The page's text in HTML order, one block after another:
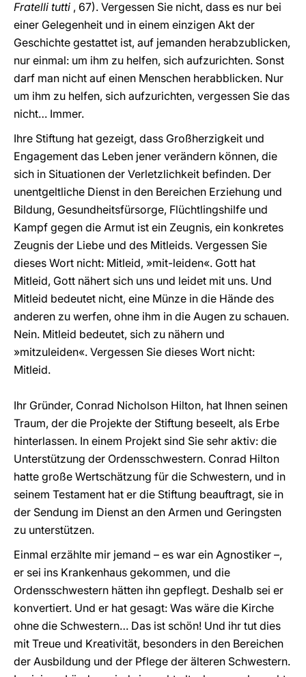
Fratelli tutti , 67). Vergessen Sie nicht, dass es nur bei
einer Gelegenheit und in einem einzigen Akt der
Geschichte gestattet ist, auf jemanden herabzublicken,
nur einmal: um ihm zu helfen, sich aufzurichten. Sonst
darf man nicht auf einen Menschen herabblicken. Nur
um ihm zu helfen, sich aufzurichten, vergessen Sie das
nicht… Immer.
Ihre Stiftung hat gezeigt, dass Großherzigkeit und
Engagement das Leben jener verändern können, die
sich in Situationen der Verletzlichkeit befinden. Der
unentgeltliche Dienst in den Bereichen Erziehung und
Bildung, Gesundheitsfürsorge, Flüchtlingshilfe und
Kampf gegen die Armut ist ein Zeugnis, ein konkretes
Zeugnis der Liebe und des Mitleids. Vergessen Sie
dieses Wort nicht: Mitleid, »mit-leiden«. Gott hat
Mitleid, Gott nähert sich uns und leidet mit uns. Und
Mitleid bedeutet nicht, eine Münze in die Hände des
anderen zu werfen, ohne ihm in die Augen zu schauen.
Nein. Mitleid bedeutet, sich zu nähern und
»mitzuleiden«. Vergessen Sie dieses Wort nicht:
Mitleid.
Ihr Gründer, Conrad Nicholson Hilton, hat Ihnen seinen
Traum, der die Projekte der Stiftung beseelt, als Erbe
hinterlassen. In einem Projekt sind Sie sehr aktiv: die
Unterstützung der Ordensschwestern. Conrad Hilton
hatte große Wertschätzung für die Schwestern, und in
seinem Testament hat er die Stiftung beauftragt, sie in
der Sendung im Dienst an den Armen und Geringsten
zu unterstützen.
Einmal erzählte mir jemand – es war ein Agnostiker –,
er sei ins Krankenhaus gekommen, und die
Ordensschwestern hätten ihn gepflegt. Deshalb sei er
konvertiert. Und er hat gesagt: Was wäre die Kirche
ohne die Schwestern… Das ist schön! Und ihr tut dies
mit Treue und Kreativität, besonders in den Bereichen
der Ausbildung und der Pflege der älteren Schwestern.